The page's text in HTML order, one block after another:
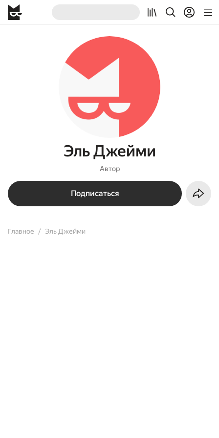
Эль Джейми
Автор
Подписаться
Главное Эль Джейми